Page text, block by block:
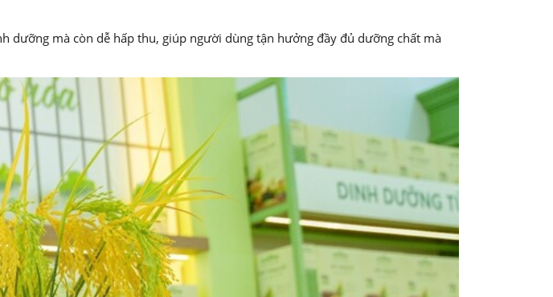
dưỡng mà còn dễ hấp thu, giúp người dùng tận hưởng đầy đủ dưỡng chất mà